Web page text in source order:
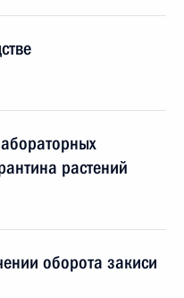
растений
оборота закиси